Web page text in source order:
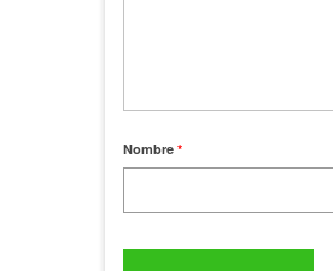
Nombre *